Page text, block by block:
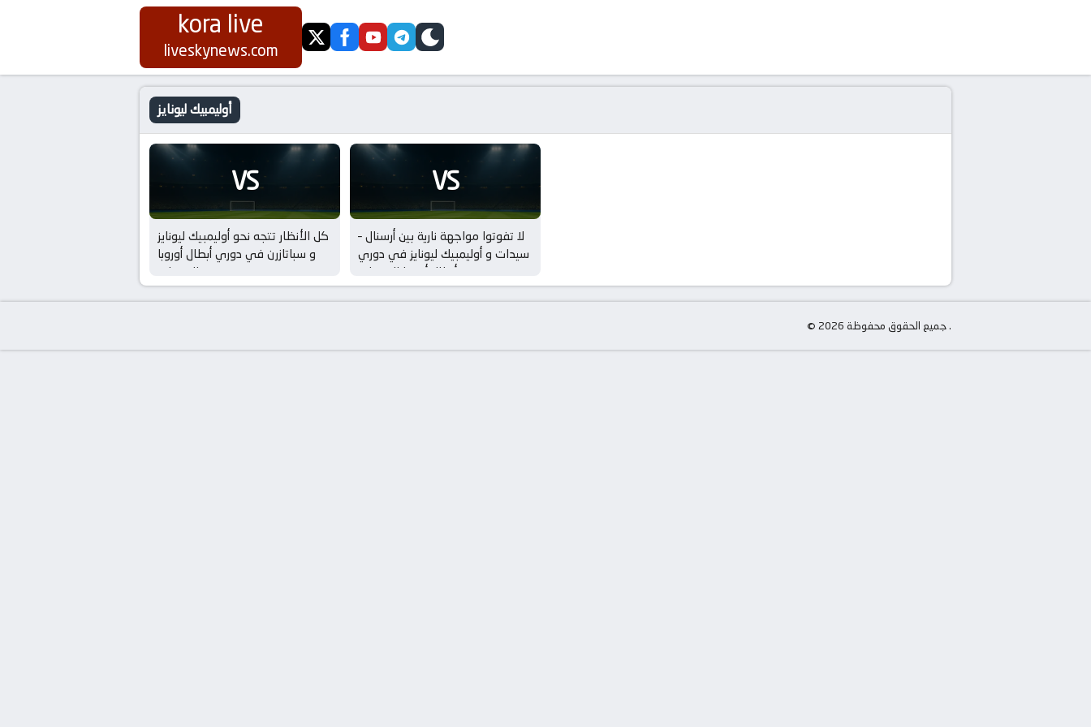
kora live
liveskynews.com twitterfacebookyoutubetelegram
skin
أوليمبيك ليونايز
VS
كل الأنظار تتجه نحو أوليمبيك ليونايز
و سباتازرن في دوري أبطال أوروبا
للسيدات
VS
لا تفوتوا مواجهة نارية بين أرسنال –
سيدات و أوليمبيك ليونايز في دوري
أبطال أوروبا للسيدات
© جميع الحقوق محفوظة 2026 .